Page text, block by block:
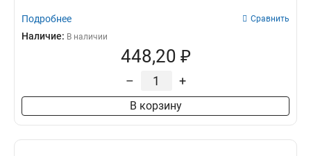
Подробнее Сравнить
Наличие: В наличии
448,20 ₽
– +
В корзину